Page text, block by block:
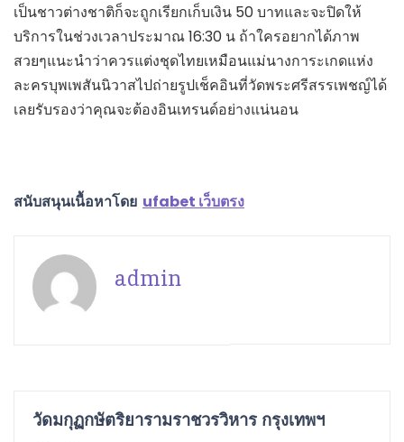
เป็นชาวต่างชาติก็จะถูกเรียกเก็บเงิน 50 บาทและจะปิดให้
บริการในช่วงเวลาประมาณ 16:30 น ถ้าใครอยากได้ภาพ
สวยๆแนะนำว่าควรแต่งชุดไทยเหมือนแม่นางการะเกดแห่ง
ละครบุพเพสันนิวาสไปถ่ายรูปเช็คอินที่วัดพระศรีสรรเพชญ์ได้
เลยรับรองว่าคุณจะต้องอินเทรนด์อย่างแน่นอน
สนับสนุนเนื้อหาโดย ufabet เว็บตรง
admin
วัดมกุฏกษัตริยารามราชวรวิหาร กรุงเทพฯ